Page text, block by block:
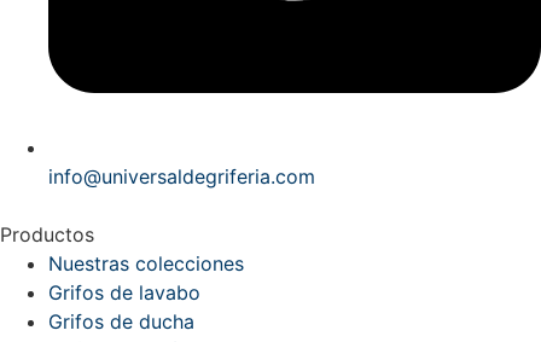
info@universaldegriferia.com
Productos
Nuestras colecciones
Grifos de lavabo
Grifos de ducha